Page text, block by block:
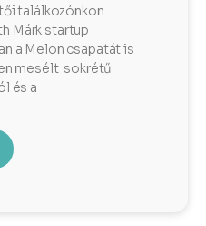
találkozónkon
Márk startup
a Melon csapatát is
mesélt sokrétű
és a